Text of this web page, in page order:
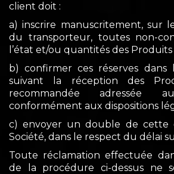
client doit :
a) inscrire manuscritement, sur
du transporteur, toutes non-
l’état et/ou quantités des
b) confirmer ces réserves dans
suivant la réception des
recommandée adressée
conformément aux dispositions
c) envoyer un double de cette
Société, dans le respect du délai
Toute réclamation effectuée
de la procédure ci-dessus ne